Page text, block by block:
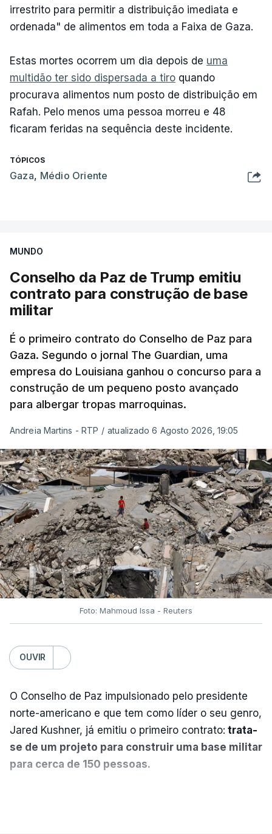
irrestrito para permitir a distribuição imediata e
ordenada" de alimentos em toda a Faixa de Gaza.
Estas mortes ocorrem um dia depois de uma
multidão ter sido dispersada a tiro quando
procurava alimentos num posto de distribuição em
Rafah. Pelo menos uma pessoa morreu e 48
ficaram feridas na sequência deste incidente.
TÓPICOS
Gaza, Médio Oriente
MUNDO
Conselho da Paz de Trump emitiu
contrato para construção de base
militar
É o primeiro contrato do Conselho de Paz para
Gaza. Segundo o jornal The Guardian, uma
empresa do Louisiana ganhou o concurso para a
construção de um pequeno posto avançado
para albergar tropas marroquinas.
Andreia Martins - RTP / atualizado 6 Agosto 2026, 19:05
Foto: Mahmoud Issa - Reuters
OUVIR
O Conselho de Paz impulsionado pelo presidente
norte-americano e que tem como líder o seu genro,
Jared Kushner, já emitiu o primeiro contrato: trata-
se de um projeto para construir uma base militar
para cerca de 150 pessoas.